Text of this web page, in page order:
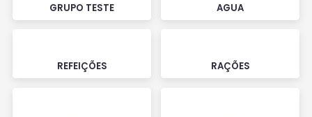
GRUPO TESTE AGUA
REFEIÇÕES RAÇÕES